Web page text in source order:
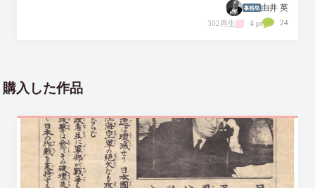
由井 英
302再生 4 pt 24
購入した作品